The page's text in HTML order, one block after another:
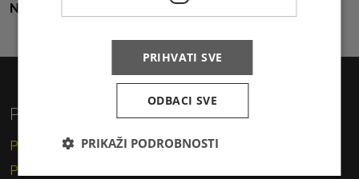
Natrag na sve vijesti
Privatni korisnici
Pismo
Paket
PRIHVATI SVE
ODBACI SVE
PRIKAŽI PODROBNOSTI